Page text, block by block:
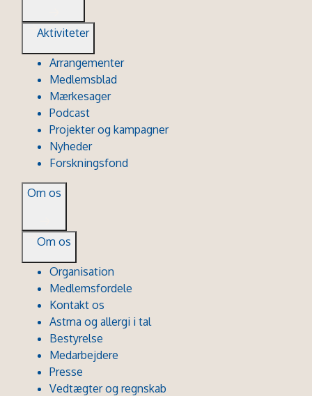
Aktiviteter
Arrangementer
Medlemsblad
Mærkesager
Podcast
Projekter og kampagner
Nyheder
Forskningsfond
Om os
Om os
Organisation
Medlemsfordele
Kontakt os
Astma og allergi i tal
Bestyrelse
Medarbejdere
Presse
Vedtægter og regnskab